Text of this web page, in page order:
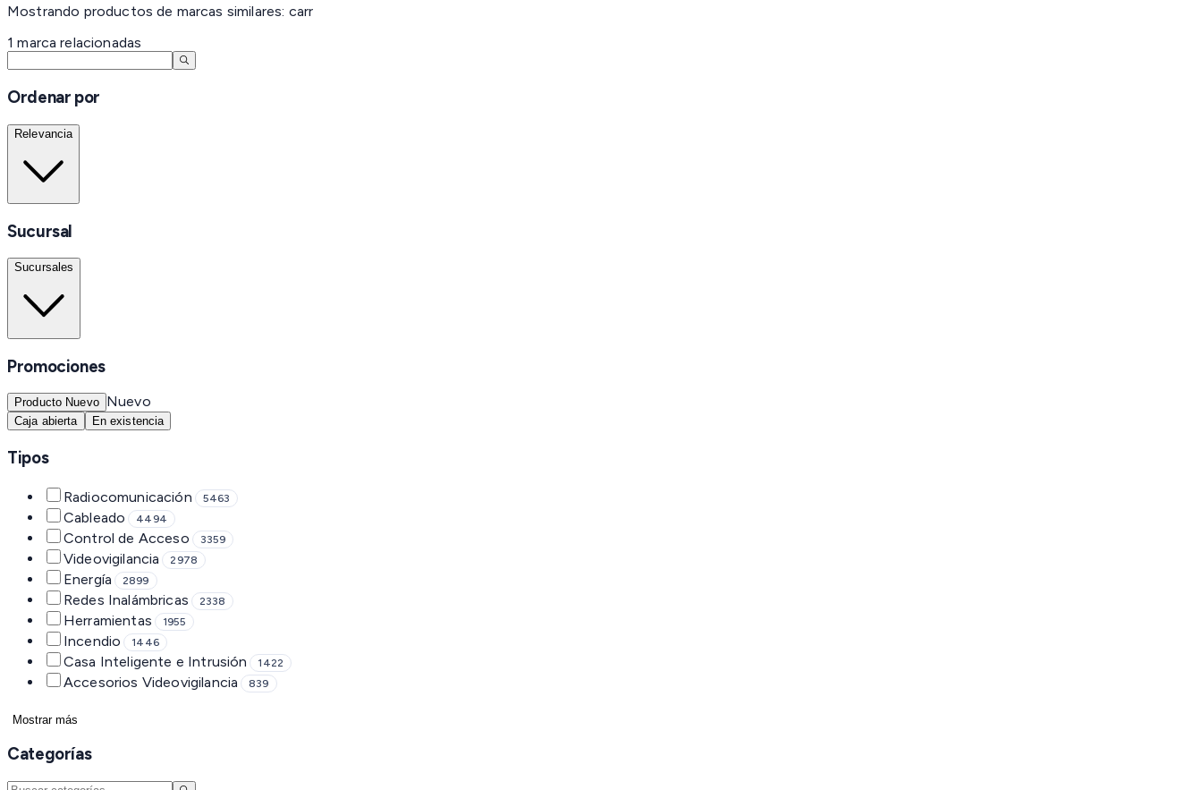
Mostrando productos de marcas similares: carr
1 marca relacionadas
Ordenar por
Relevancia
Sucursal
Sucursales
Promociones
Producto Nuevo Nuevo
Caja abierta En existencia
Tipos
Radiocomunicación 5463
Cableado 4494
Control de Acceso 3359
Videovigilancia 2978
Energía 2899
Redes Inalámbricas 2338
Herramientas 1955
Incendio 1446
Casa Inteligente e Intrusión 1422
Accesorios Videovigilancia 839
Mostrar más
Categorías